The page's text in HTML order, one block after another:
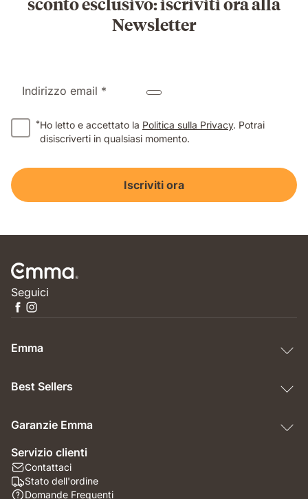
Newsletter
Indirizzo email *
*Ho letto e accettato la Politica sulla Privacy. Potrai
disiscriverti in qualsiasi momento.
Iscriviti ora
Seguici
Emma
Best Sellers
Garanzie Emma
Servizio clienti
Contattaci
Stato dell'ordine
Domande Frequenti